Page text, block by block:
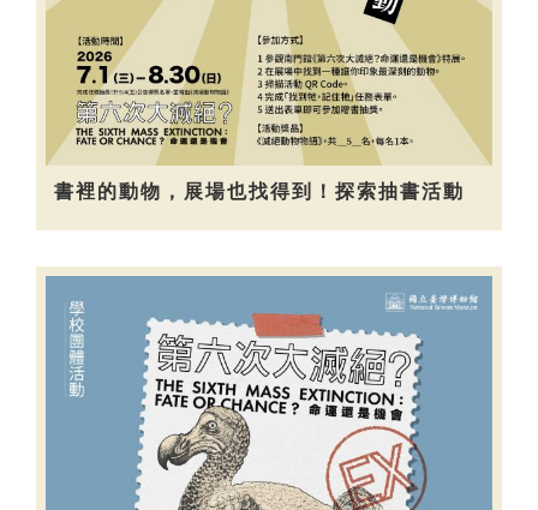
書裡的動物，展場也找得到！探索抽書活動